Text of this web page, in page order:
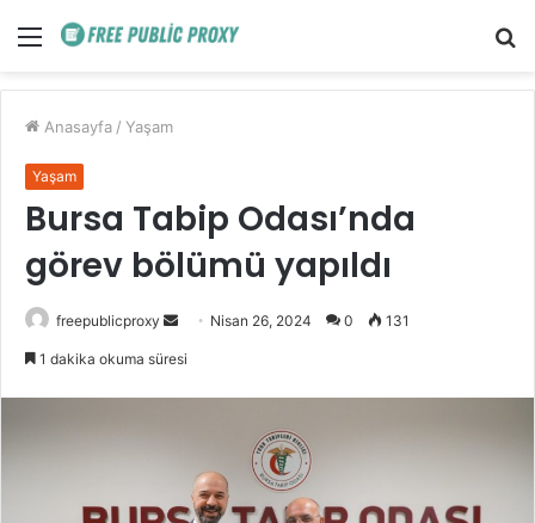
Menü
Anasayfa / Yaşam
Yaşam
Bursa Tabip Odası’nda
görev bölümü yapıldı
freepublicproxy
Bir
Nisan 26, 2024 0 131
1 dakika okuma süresi